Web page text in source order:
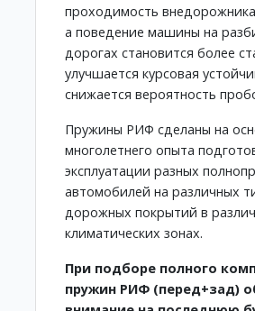
проходимость
а поведение машины на
дорогах становится более
улучшается курсовая
снижается вероятность
Пружины РИФ сделаны на
многолетнего опыта
эксплуатации разных
автомобилей на различных
дорожных покрытий в
климатических зонах.
При подборе полного
пружин РИФ (перед+зад)